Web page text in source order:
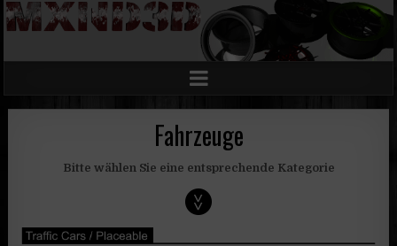
Fahrzeuge
Bitte wählen Sie eine entsprechende Kategorie